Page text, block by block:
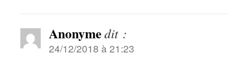
Anonymedit :
24/12/2018 à 21:23